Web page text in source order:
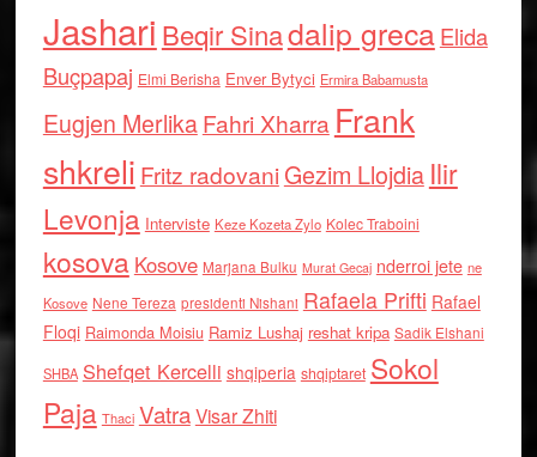
Jashari Beqir Sinadalip grecaElida
Buçpapaj Elmi Berisha Enver Bytyci Ermira Babamusta
Eugjen MerlikaFahri Xharra Frank
shkreli Fritz radovaniGezim Llojdia Ilir
Levonja Interviste Keze Kozeta Zylo Kolec Traboini
kosova Kosove Marjana Bulku Murat Gecaj nderroi jete ne
Kosove Nene Tereza presidenti Nishani Rafaela Prifti Rafael
Floqi Raimonda Moisiu Ramiz Lushaj reshat kripa Sadik Elshani
SHBA Shefqet Kercelli shqiperia shqiptaret Sokol
Paja Thaci VatraVisar Zhiti